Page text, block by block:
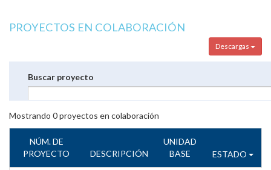
PROYECTOS EN COLABORACIÓN
Descargas
Buscar proyecto
Mostrando 0proyectos en colaboración
NÚM. DE
PROYECTO
DESCRIPCIÓN
UNIDAD
BASE
ESTADO